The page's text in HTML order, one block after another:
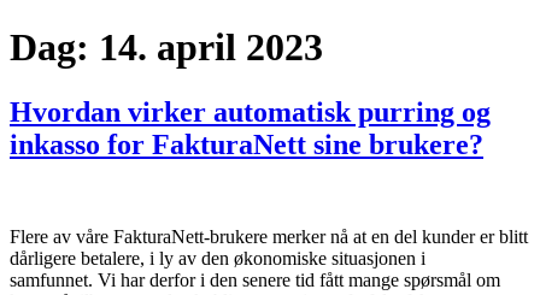
Dag: 14. april 2023
Hvordan virker automatisk purring og
inkasso for FakturaNett sine brukere?
Flere av våre FakturaNett-brukere merker nå at en del kunder er blitt
dårligere betalere, i ly av den økonomiske situasjonen i
samfunnet. Vi har derfor i den senere tid fått mange spørsmål om